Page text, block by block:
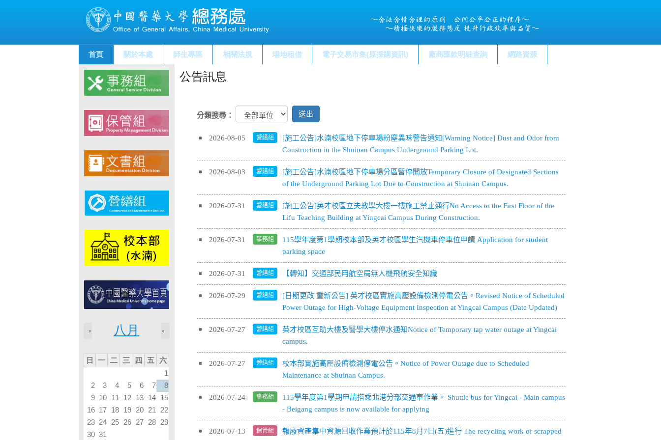
首頁 關於本處 師生專區 相關法規 場地租借 電子交易市集(原採購資訊) 廠商匯款明細查詢 網路資源
公告訊息
八月
« »
日 一 二 三 四 五
六
1
2
3 4 5 6 7
8
9 10 11 12 13 14 15
16 17 18 19 20 21
22
23 24 25 26 27 28 29
30 31